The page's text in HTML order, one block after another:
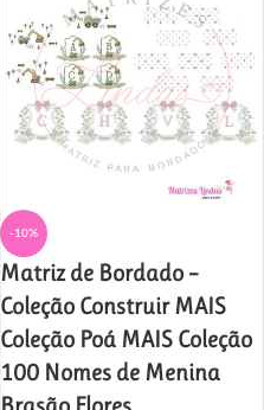
-10%
Matriz de Bordado –
Coleção Construir MAIS
Coleção Poá MAIS Coleção
100 Nomes de Menina